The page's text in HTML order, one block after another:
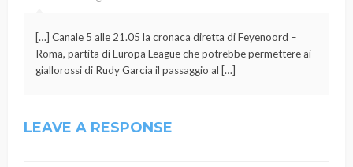
[…] Canale 5 alle 21.05 la cronaca diretta di Feyenoord –
Roma, partita di Europa League che potrebbe permettere ai
giallorossi di Rudy Garcia il passaggio al […]
LEAVE A RESPONSE